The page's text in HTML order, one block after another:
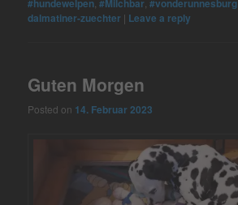
#hundewelpen #Milchbar #vonderunnesburg
dalmatiner-zuechter | Leave a reply
Guten Morgen
Posted on 14. Februar 2023